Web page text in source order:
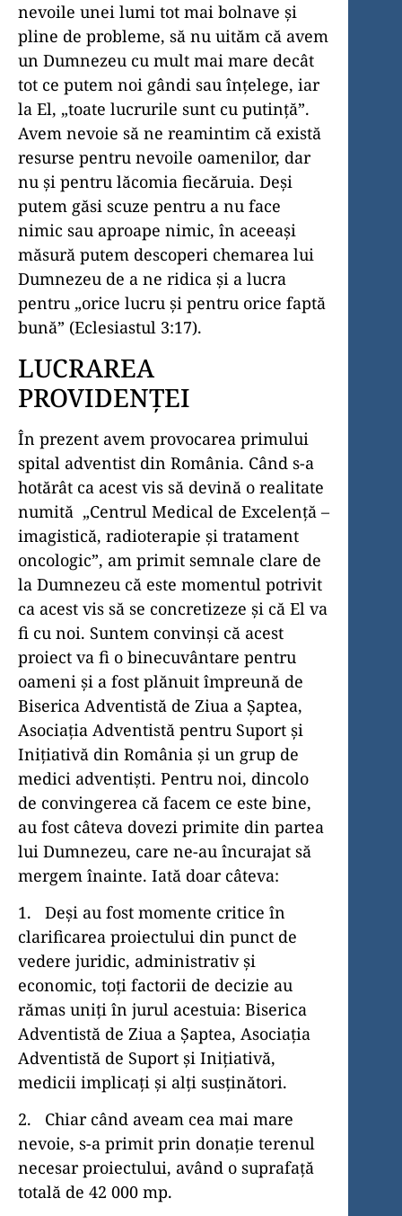
nevoile unei lumi tot mai bolnave și
pline de probleme, să nu uităm că avem
un Dumnezeu cu mult mai mare decât
tot ce putem noi gândi sau înțelege, iar
la El, „toate lucrurile sunt cu putință”.
Avem nevoie să ne reamintim că există
resurse pentru nevoile oamenilor, dar
nu și pentru lăcomia fiecăruia. Deși
putem găsi scuze pentru a nu face
nimic sau aproape nimic, în aceeași
măsură putem descoperi chemarea lui
Dumnezeu de a ne ridica și a lucra
pentru „orice lucru și pentru orice faptă
bună” (Eclesiastul 3:17).
LUCRAREA
PROVIDENȚEI
În prezent avem provocarea primului
spital adventist din România. Când s-a
hotărât ca acest vis să devină o realitate
numită „Centrul Medical de Excelență –
imagistică, radioterapie și tratament
oncologic”, am primit semnale clare de
la Dumnezeu că este momentul potrivit
ca acest vis să se concretizeze și că El va
fi cu noi. Suntem convinși că acest
proiect va fi o binecuvântare pentru
oameni și a fost plănuit împreună de
Biserica Adventistă de Ziua a Șaptea,
Asociația Adventistă pentru Suport și
Inițiativă din România și un grup de
medici adventiști. Pentru noi, dincolo
de convingerea că facem ce este bine,
au fost câteva dovezi primite din partea
lui Dumnezeu, care ne-au încurajat să
mergem înainte. Iată doar câteva:
1. Deși au fost momente critice în
clarificarea proiectului din punct de
vedere juridic, administrativ și
economic, toți factorii de decizie au
rămas uniți în jurul acestuia: Biserica
Adventistă de Ziua a Șaptea, Asociația
Adventistă de Suport și Inițiativă,
medicii implicați și alți susținători.
2. Chiar când aveam cea mai mare
nevoie, s-a primit prin donație terenul
necesar proiectului, având o suprafață
totală de 42 000 mp.